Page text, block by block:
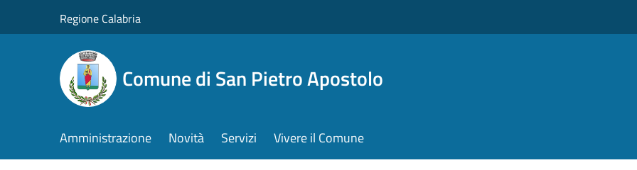
Regione Calabria
Comune di San Pietro Apostolo
Amministrazione Novità Servizi Vivere il Comune